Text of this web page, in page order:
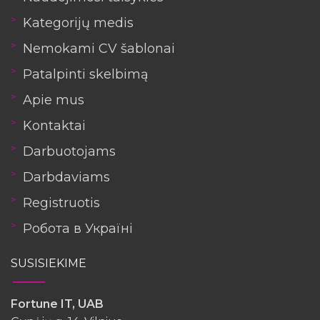
Kategorijų medis
Nemokami CV šablonai
Patalpinti skelbimą
Apie mus
Kontaktai
Darbuotojams
Darbdaviams
Registruotis
Робота в Україні
SUSISIEKIME
Fortune IT, UAB